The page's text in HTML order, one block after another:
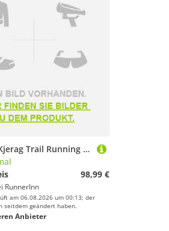
Nnormal Kjerag Trail Running Shoes Schwarz EU 45 1/3 Mann
98,99 €
RunnerInn
am 06.08.2026 um 00:13; der
seitdem geändert haben.
Anbieter